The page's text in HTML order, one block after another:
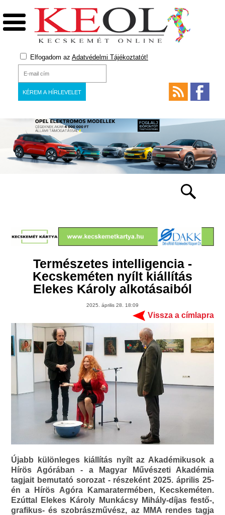
Elfogadom az Adatvédelmi Tájékoztatót!
Természetes intelligencia -
Kecskeméten nyílt kiállítás
Elekes Károly alkotásaiból
2025. április 28. 18:09
Vissza a címlapra
Újabb különleges kiállítás nyílt az Akadémikusok a
Hírös Agórában - a Magyar Művészeti Akadémia
tagjait bemutató sorozat - részeként 2025. április 25-
én a Hírös Agóra Kamaratermében, Kecskeméten.
Ezúttal Elekes Károly Munkácsy Mihály-díjas festő-,
grafikus- és szobrászművész, az MMA rendes tagja